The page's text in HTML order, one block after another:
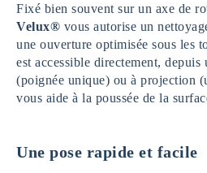
Fixé bien souvent sur un axe de
Velux® vous autorise un
une ouverture optimisée sous les
est accessible directement,
(poignée unique) ou à projection
vous aide à la poussée de la
Une pose rapide et facile